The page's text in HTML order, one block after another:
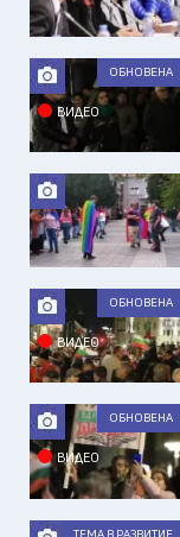
ВИДЕО
ОБНОВЕНА
ВИДЕО
ОБНОВЕНА
ВИДЕО
ОБНОВЕНА
ТЕМА В РАЗВИТИЕ